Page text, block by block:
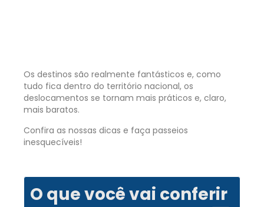
Os destinos são realmente fantásticos e, como
tudo fica dentro do território nacional, os
deslocamentos se tornam mais práticos e, claro,
mais baratos.
Confira as nossas dicas e faça passeios
inesquecíveis!
O que você vai conferir